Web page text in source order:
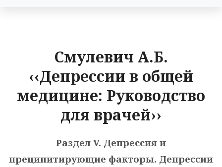
Смулевич А.Б.
‹‹Депрессии в общей
медицине: Руководство
для врачей››
Раздел V. Депрессия и
преципитирующие факторы. Депрессии